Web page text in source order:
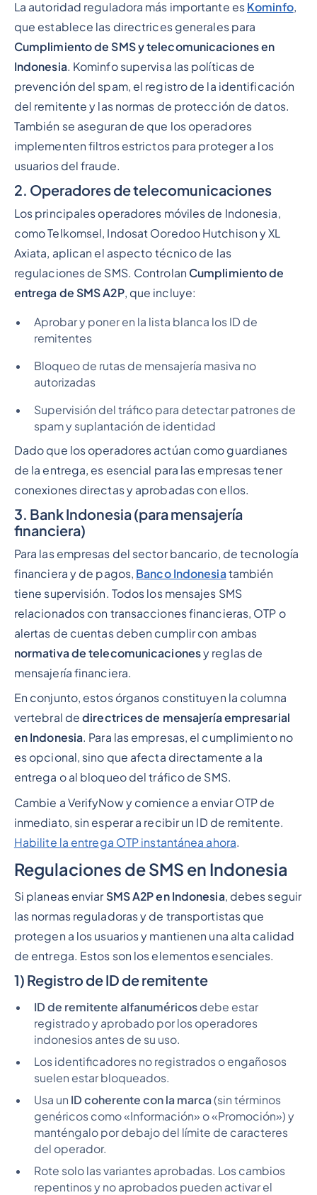
La autoridad reguladora más importante es Kominfo,
que establece las directrices generales para
Cumplimiento de SMS y telecomunicaciones en
Indonesia. Kominfo supervisa las políticas de
prevención del spam, el registro de la identificación
del remitente y las normas de protección de datos.
También se aseguran de que los operadores
implementen filtros estrictos para proteger a los
usuarios del fraude.
2. Operadores de telecomunicaciones
Los principales operadores móviles de Indonesia,
como Telkomsel, Indosat Ooredoo Hutchison y XL
Axiata, aplican el aspecto técnico de las
regulaciones de SMS. Controlan Cumplimiento de
entrega de SMS A2P, que incluye:
Aprobar y poner en la lista blanca los ID de
remitentes
Bloqueo de rutas de mensajería masiva no
autorizadas
Supervisión del tráfico para detectar patrones de
spam y suplantación de identidad
Dado que los operadores actúan como guardianes
de la entrega, es esencial para las empresas tener
conexiones directas y aprobadas con ellos.
3. Bank Indonesia (para mensajería
financiera)
Para las empresas del sector bancario, de tecnología
financiera y de pagos, Banco Indonesiatambién
tiene supervisión. Todos los mensajes SMS
relacionados con transacciones financieras, OTP o
alertas de cuentas deben cumplir con ambas
normativa de telecomunicacionesy reglas de
mensajería financiera.
En conjunto, estos órganos constituyen la columna
vertebral dedirectrices de mensajería empresarial
en Indonesia. Para las empresas, el cumplimiento no
es opcional, sino que afecta directamente a la
entrega o al bloqueo del tráfico de SMS.
Cambie a VerifyNow y comience a enviar OTP de
inmediato, sin esperar a recibir un ID de remitente.
Habilite la entrega OTP instantánea ahora.
Regulaciones de SMS en Indonesia
Si planeas enviar SMS A2P en Indonesia, debes seguir
las normas reguladoras y de transportistas que
protegen a los usuarios y mantienen una alta calidad
de entrega. Estos son los elementos esenciales.
1) Registro de ID de remitente
ID de remitente alfanuméricosdebe estar
registrado y aprobado por los operadores
indonesios antes de su uso.
Los identificadores no registrados o engañosos
suelen estar bloqueados.
Usa un ID coherente con la marca (sin términos
genéricos como «Información» o «Promoción») y
manténgalo por debajo del límite de caracteres
del operador.
Rote solo las variantes aprobadas. Los cambios
repentinos y no aprobados pueden activar el